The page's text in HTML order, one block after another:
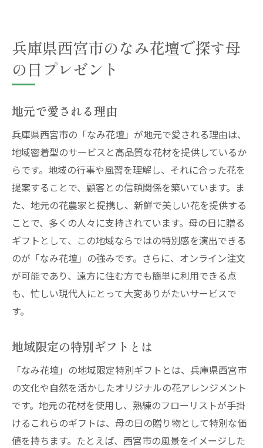
兵庫県西宮市のなみ花壇で探す母
の日プレゼント
地元で愛される理由
兵庫県西宮市の「なみ花壇」が地元で愛される理由は、
地域密着型のサービスと高品質な花材を提供しているか
らです。地域の行事や風習を理解し、それに合った花を
提案することで、顧客との信頼関係を築いています。ま
た、地元の花農家と提携し、新鮮で美しい花を提供する
ことで、多くの人々に支持されています。母の日に贈る
ギフトとして、この地域ならではの特別感を演出できる
のが「なみ花壇」の強みです。さらに、オンライン注文
が可能であり、遠方に住む方でも簡単に利用できる点
も、忙しい現代人にとって大変ありがたいサービスで
す。
地域限定の特別ギフトとは
「なみ花壇」の地域限定特別ギフトとは、兵庫県西宮市
の文化や自然を活かしたオリジナルの花アレンジメント
です。地元の花材を使用し、熟練のフローリストが手掛
けるこれらのギフトは、母の日の贈り物として特別な価
値を持ちます。たとえば、西宮市の風景をイメージした